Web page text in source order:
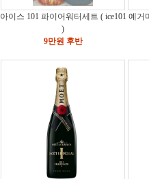
아이스 101 파이어워터세트 ( ice101
)
9만원 후반
예거